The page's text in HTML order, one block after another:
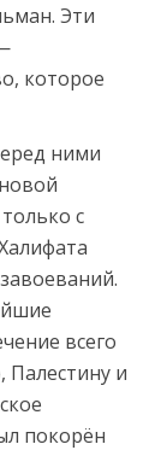
Эти
которое
ними
с
всего
Палестину и
покорён